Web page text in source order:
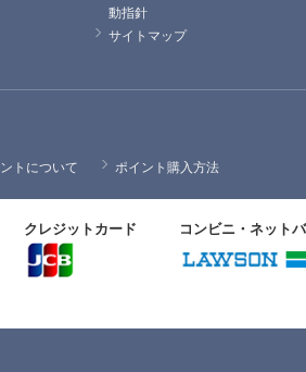
動指針
サイトマップ
トについて ポイント購入方法
クレジットカード コンビニ・ネット